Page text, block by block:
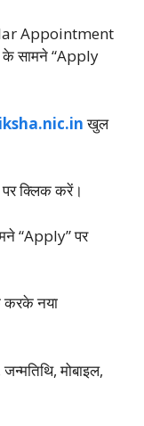
Appointment
सामने “Apply
खुल
क्लिक करें।
“Apply” पर
करके नया
मोबाइल,